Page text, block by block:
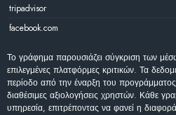
tripadvisor
facebook.com
Το γράφημα παρουσιάζει σύγκριση των
επιλεγμένες πλατφόρμες κριτικών. Τα
περίοδο από την έναρξη του προγράμματος
διαθέσιμες αξιολογήσεις χρηστών. Κάθε
υπηρεσία, επιτρέποντας να φανεί η